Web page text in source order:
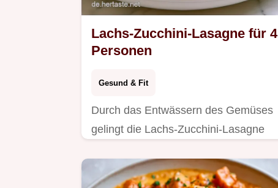
Lachs-Zucchini-Lasagne für 4
Personen
Gesund & Fit
Durch das Entwässern des Gemüses
gelingt die Lachs-Zucchini-Lasagne
Zubereitung ist das Gericht in 75